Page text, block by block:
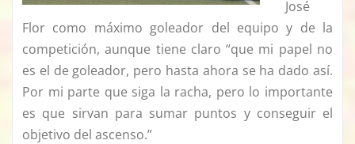
José
Flor como máximo goleador del equipo y de la
competición, aunque tiene claro “que mi papel no
es el de goleador, pero hasta ahora se ha dado así.
Por mi parte que siga la racha, pero lo importante
es que sirvan para sumar puntos y conseguir el
objetivo del ascenso.”